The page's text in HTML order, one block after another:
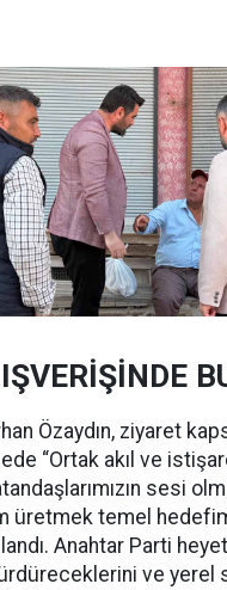
Özaydın, ziyaret
“Ortak akıl ve
sesi
üretmek temel
Anahtar Parti
ve yerel